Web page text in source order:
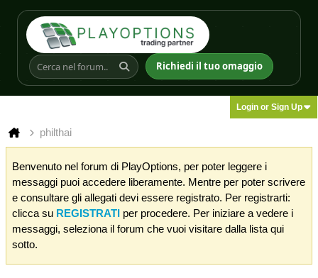
Richiedi il tuo omaggio
Login or Sign Up
philthai
Benvenuto nel forum di PlayOptions, per poter leggere i
messaggi puoi accedere liberamente. Mentre per poter scrivere
e consultare gli allegati devi essere registrato. Per registrarti:
clicca su REGISTRATI per procedere. Per iniziare a vedere i
messaggi, seleziona il forum che vuoi visitare dalla lista qui
sotto.